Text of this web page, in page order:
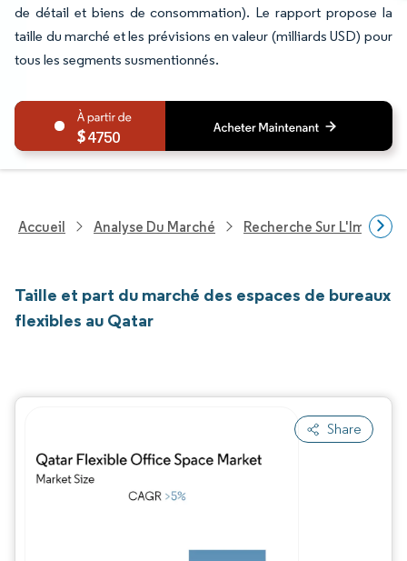
de détail et biens de consommation). Le rapport propose la
taille du marché et les prévisions en valeur (milliards USD) pour
tous les segments susmentionnés.
4750
Accueil Analyse Du Marché Recherche Sur
Taille et part du marché des espaces de bureaux
flexibles au Qatar
Share